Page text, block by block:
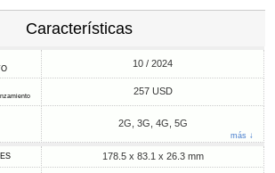
Características
10 / 2024
257 USD
2G, 3G, 4G, 5G
más ↓
178.5 x 83.1 x 26.3 mm